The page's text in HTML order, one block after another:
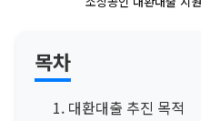
목차
1. 대환대출 추진 목적